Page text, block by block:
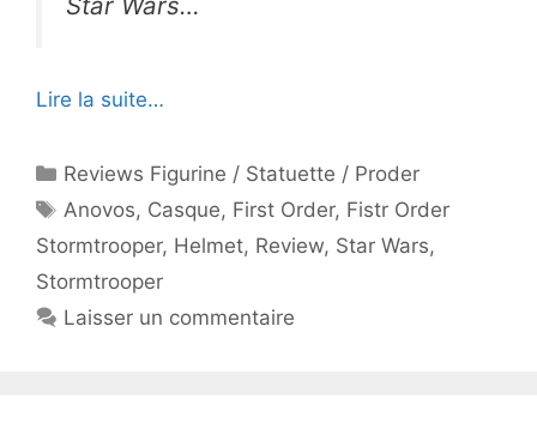
Lire la suite…
Catégories
Reviews Figurine / Statuette / Proder
Étiquettes
Anovos, Casque, First Order, Fistr Order
Stormtrooper, Helmet, Review, Star Wars,
Stormtrooper
Laisser un commentaire